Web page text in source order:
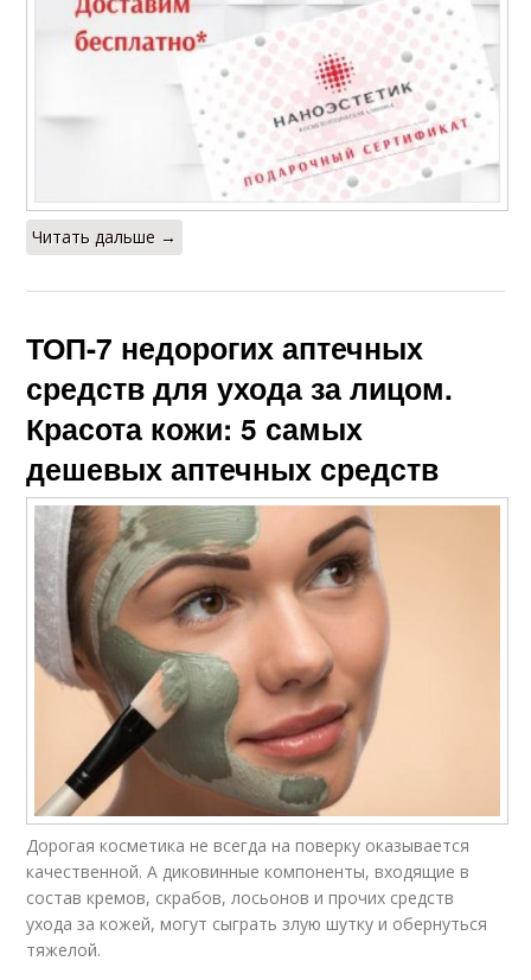
Читать дальше →
ТОП-7 недорогих аптечных
средств для ухода за лицом.
Красота кожи: 5 самых
дешевых аптечных средств
Дорогая косметика не всегда на поверку оказывается
качественной. А диковинные компоненты, входящие в
состав кремов, скрабов, лосьонов и прочих средств
ухода за кожей, могут сыграть злую шутку и обернуться
тяжелой.